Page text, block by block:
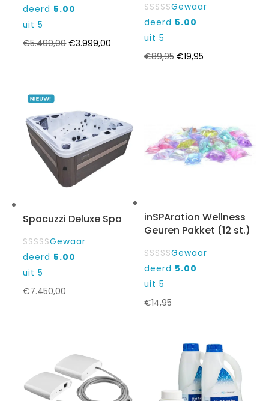
deerd 5.00
uit 5
€5.499,00Oorspronkelijke
€3.999,00
Gewaar
deerd 5.00
uit 5
€89,95 Oorspronkelijke
€19,95Huidige
Spacuzzi Deluxe Spa
Gewaar
deerd 5.00
uit 5
€7.450,00
inSPAration Wellness
Geuren Pakket (12 st.)
Gewaar
deerd 5.00
uit 5
€14,95